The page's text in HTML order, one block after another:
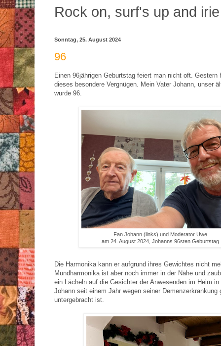
Rock on, surf's up and
Sonntag, 25. August 2024
96
Einen 96jährigen Geburtstag feiert man nicht oft. Gestern
dieses besondere Vergnügen. Mein Vater Johann, unser
wurde 96.
Fan Johann (links) und Moderator Uwe
am 24. August 2024, Johanns 96sten Geburtstag
Die Harmonika kann er aufgrund ihres Gewichtes nicht
Mundharmonika ist aber noch immer in der Nähe und
ein Lächeln auf die Gesichter der Anwesenden im Heim in
Johann seit einem Jahr wegen seiner Demenzerkrankung
untergebracht ist.